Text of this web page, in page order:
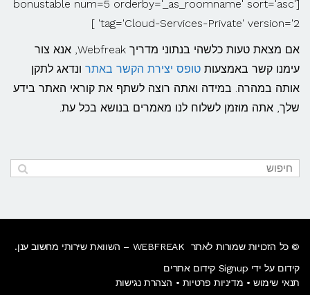
[bonustable num=5 orderby='_as_roomname' sort='asc'
tag='Cloud-Services-Private' version='2' ]
אם מצאת טעות כלשהי בנתוני מדריך Webfreak, אנא צור
עימנו קשר באמצעות טופס יצירת הקשר באתר ונדאג לתקן
אותה במהרה. במידה ואתה רוצה לשתף את קוראי האתר בידע
שלך, אתה מוזמן לשלוח לנו מאמרים בנושא בכל עת.
© כל הזכויות שמורות לאתר WEBFREAK – השוואת שירותי מחשוב ענן.
קידום על ידי Signup קידום אתרים
תנאי שימוש • מדיניות פרטיות • הצהרת נגישות